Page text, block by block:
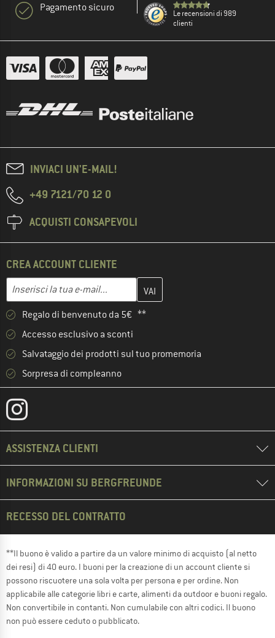
Pagamento sicuro
Le recensioni di 989
clienti
INVIACI UN'E-MAIL!
+49 7121/70 12 0
ACQUISTI CONSAPEVOLI
CREA ACCOUNT CLIENTE
Indirizzo e-mail
Inserisci qui il tuo indirizzo e-mail e crea il tuo account cliente
Regalo di benvenuto da 5€ **
Accesso esclusivo a sconti
Salvataggio dei prodotti sul tuo promemoria
Sorpresa di compleanno
ASSISTENZA CLIENTI
INFORMAZIONI SU BERGFREUNDE
RECESSO DEL CONTRATTO
**Il buono è valido a partire da un valore minimo di acquisto (al netto
dei resi) di 40 euro. I buoni per la creazione di un account cliente si
possono riscuotere una sola volta per persona e per ordine. Non
applicabile alle categorie libri e carte, alimenti da outdoor e buoni regalo.
Non convertibile in contanti. Non cumulabile con altri codici. Il buono
non può essere ceduto o pubblicato.